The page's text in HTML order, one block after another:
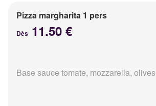
Pizza margharita 1 pers
Dès 11.50 €
Base sauce tomate, mozzarella, olives